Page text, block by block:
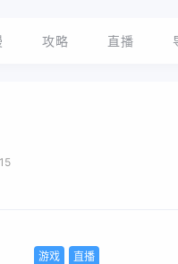
攻略 直播
游戏 直播